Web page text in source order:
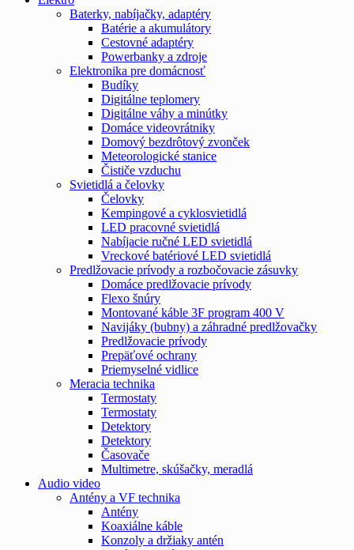
Baterky, nabíjačky, adaptéry
Batérie a akumulátory
Cestovné adaptéry
Powerbanky a zdroje
Elektronika pre domácnosť
Budíky
Digitálne teplomery
Digitálne váhy a minútky
Domáce videovrátniky
Domový bezdrôtový zvonček
Meteorologické stanice
Čističe vzduchu
Svietidlá a čelovky
Čelovky
Kempingové a cyklosvietidlá
LED pracovné svietidlá
Nabíjacie ručné LED svietidlá
Vreckové batériové LED svietidlá
Predlžovacie prívody a rozbočovacie zásuvky
Domáce predlžovacie prívody
Flexo šnúry
Montované káble 3F program 400 V
Navijáky (bubny) a záhradné predlžovačky
Predlžovacie prívody
Prepäťové ochrany
Priemyselné vidlice
Meracia technika
Termostaty
Termostaty
Detektory
Detektory
Časovače
Multimetre, skúšačky, meradlá
Audio video
Antény a VF technika
Antény
Koaxiálne káble
Konzoly a držiaky antén